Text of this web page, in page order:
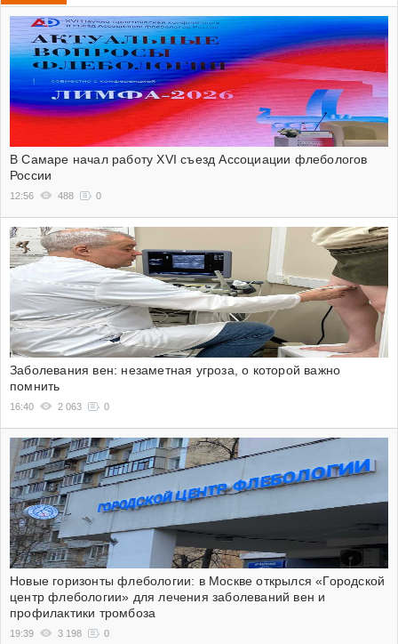
В Самаре начал работу XVI съезд Ассоциации флебологов
России
12:56 488 0
Заболевания вен: незаметная угроза, о которой важно
помнить
16:40 2 063 0
Новые горизонты флебологии: в Москве открылся «Городской
центр флебологии» для лечения заболеваний вен и
профилактики тромбоза
19:39 3 198 0